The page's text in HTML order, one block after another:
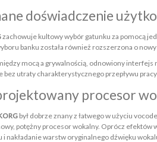
doświadczenie
zachowuje kultowy wybór gatunku za pomocą
banku została również rozszerzona o
mocą a grywalnością, odnowiony
bez utraty charakterystycznego przepływu
procesor
był dobrze znany z łatwego w użyciu
potężny procesor wokalny. Oprócz
i nakładanie warstw oryginalnego dźwięku